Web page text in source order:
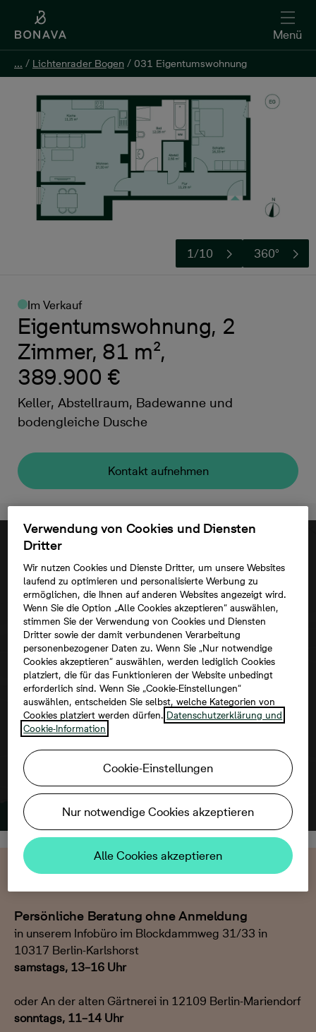
Menü
... / Lichtenrader Bogen / 031 Eigentumswohnung
1/10 360°
Im Verkauf
Eigentumswohnung, 2
Zimmer, 81 m²,
389.900 €
Keller, Abstellraum, Badewanne und
bodengleiche Dusche
Kontakt aufnehmen
... / Lichtenrader Bogen / 031 Eigentumswohnung
Kontakt aufnehmen
Um diese Karte ansehen zu können,
aktivieren Sie bitte die Dienste Dritter in
den Cookie-Einstellungen.
Wir beraten Sie gern
Persönliche Beratung ohne Anmeldung
in unserem Infobüro im Blockdammweg 31/33 in
10317 Berlin-Karlshorst
samstags, 13–16 Uhr
oder An der alten Gärtnerei in 12109 Berlin-Mariendorf
sonntags, 11–14 Uhr
Verwendung von Cookies und Diensten
Dritter
Wir nutzen Cookies und Dienste Dritter, um unsere Websites
laufend zu optimieren und personalisierte Werbung zu
ermöglichen, die Ihnen auf anderen Websites angezeigt wird.
Wenn Sie die Option „Alle Cookies akzeptieren“ auswählen,
stimmen Sie der Verwendung von Cookies und Diensten
Dritter sowie der damit verbundenen Verarbeitung
personenbezogener Daten zu. Wenn Sie „Nur notwendige
Cookies akzeptieren“ auswählen, werden lediglich Cookies
platziert, die für das Funktionieren der Website unbedingt
erforderlich sind. Wenn Sie „Cookie-Einstellungen“
auswählen, entscheiden Sie selbst, welche Kategorien von
Cookies platziert werden dürfen. Datenschutzerklärung und
Cookie-Information
Cookie-Einstellungen
Nur notwendige Cookies akzeptieren
Alle Cookies akzeptieren